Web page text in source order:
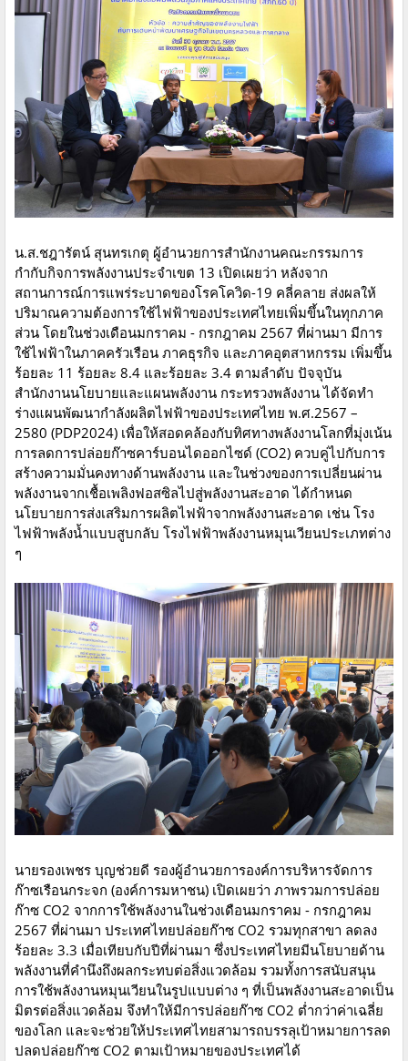
น.ส.ชฎารัตน์ สุนทรเกตุ ผู้อำนวยการสำนักงานคณะกรรมการ
กำกับกิจการพลังงานประจำเขต 13 เปิดเผยว่า หลังจาก
สถานการณ์การแพร่ระบาดของโรคโควิด-19 คลี่คลาย ส่งผลให้
ปริมาณความต้องการใช้ไฟฟ้าของประเทศไทยเพิ่มขึ้นในทุกภาค
ส่วน โดยในช่วงเดือนมกราคม - กรกฎาคม 2567 ที่ผ่านมา มีการ
ใช้ไฟฟ้าในภาคครัวเรือน ภาคธุรกิจ และภาคอุตสาหกรรม เพิ่มขึ้น
ร้อยละ 11 ร้อยละ 8.4 และร้อยละ 3.4 ตามลำดับ ปัจจุบัน
สำนักงานนโยบายและแผนพลังงาน กระทรวงพลังงาน ได้จัดทำ
ร่างแผนพัฒนากำลังผลิตไฟฟ้าของประเทศไทย พ.ศ.2567 –
2580 (PDP2024) เพื่อให้สอดคล้องกับทิศทางพลังงานโลกที่มุ่งเน้น
การลดการปล่อยก๊าซคาร์บอนไดออกไซด์ (CO2) ควบคู่ไปกับการ
สร้างความมั่นคงทางด้านพลังงาน และในช่วงของการเปลี่ยนผ่าน
พลังงานจากเชื้อเพลิงฟอสซิลไปสู่พลังงานสะอาด ได้กำหนด
นโยบายการส่งเสริมการผลิตไฟฟ้าจากพลังงานสะอาด เช่น โรง
ไฟฟ้าพลังน้ำแบบสูบกลับ โรงไฟฟ้าพลังงานหมุนเวียนประเภทต่าง
ๆ
นายรองเพชร บุญช่วยดี รองผู้อำนวยการองค์การบริหารจัดการ
ก๊าซเรือนกระจก (องค์การมหาชน) เปิดเผยว่า ภาพรวมการปล่อย
ก๊าซ CO2 จากการใช้พลังงานในช่วงเดือนมกราคม - กรกฎาคม
2567 ที่ผ่านมา ประเทศไทยปล่อยก๊าซ CO2 รวมทุกสาขา ลดลง
ร้อยละ 3.3 เมื่อเทียบกับปีที่ผ่านมา ซึ่งประเทศไทยมีนโยบายด้าน
พลังงานที่คำนึงถึงผลกระทบต่อสิ่งแวดล้อม รวมทั้งการสนับสนุน
การใช้พลังงานหมุนเวียนในรูปแบบต่าง ๆ ที่เป็นพลังงานสะอาดเป็น
มิตรต่อสิ่งแวดล้อม จึงทำให้มีการปล่อยก๊าซ CO2 ต่ำกว่าค่าเฉลี่ย
ของโลก และจะช่วยให้ประเทศไทยสามารถบรรลุเป้าหมายการลด
ปลดปล่อยก๊าซ CO2 ตามเป้าหมายของประเทศได้